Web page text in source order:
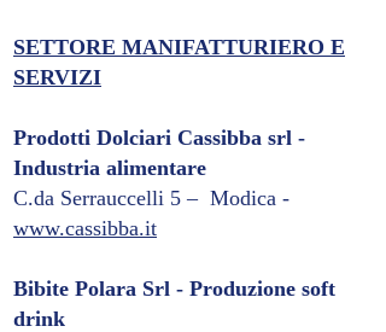
SETTORE MANIFATTURIERO E
SERVIZI
Prodotti Dolciari Cassibba srl -
Industria alimentare
C.da Serrauccelli 5 – Modica -
www.cassibba.it
Bibite Polara Srl - Produzione soft
drink